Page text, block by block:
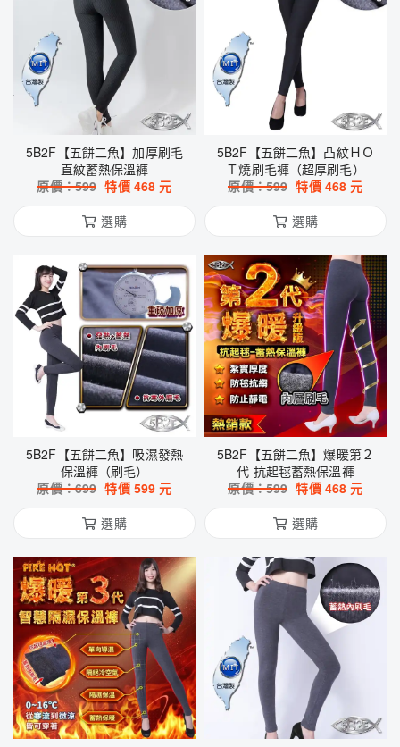
5B2F【五餅二魚】加厚刷毛
直紋蓄熱保溫褲
原價：599 特價 468 元
選購
5B2F【五餅二魚】凸紋ＨＯ
Ｔ燒刷毛褲（超厚刷毛）
原價：599 特價 468 元
選購
5B2F【五餅二魚】吸濕發熱
保溫褲（刷毛）
原價：699 特價 599 元
選購
5B2F【五餅二魚】爆暖第２
代 抗起毬蓄熱保溫褲
原價：599 特價 468 元
選購